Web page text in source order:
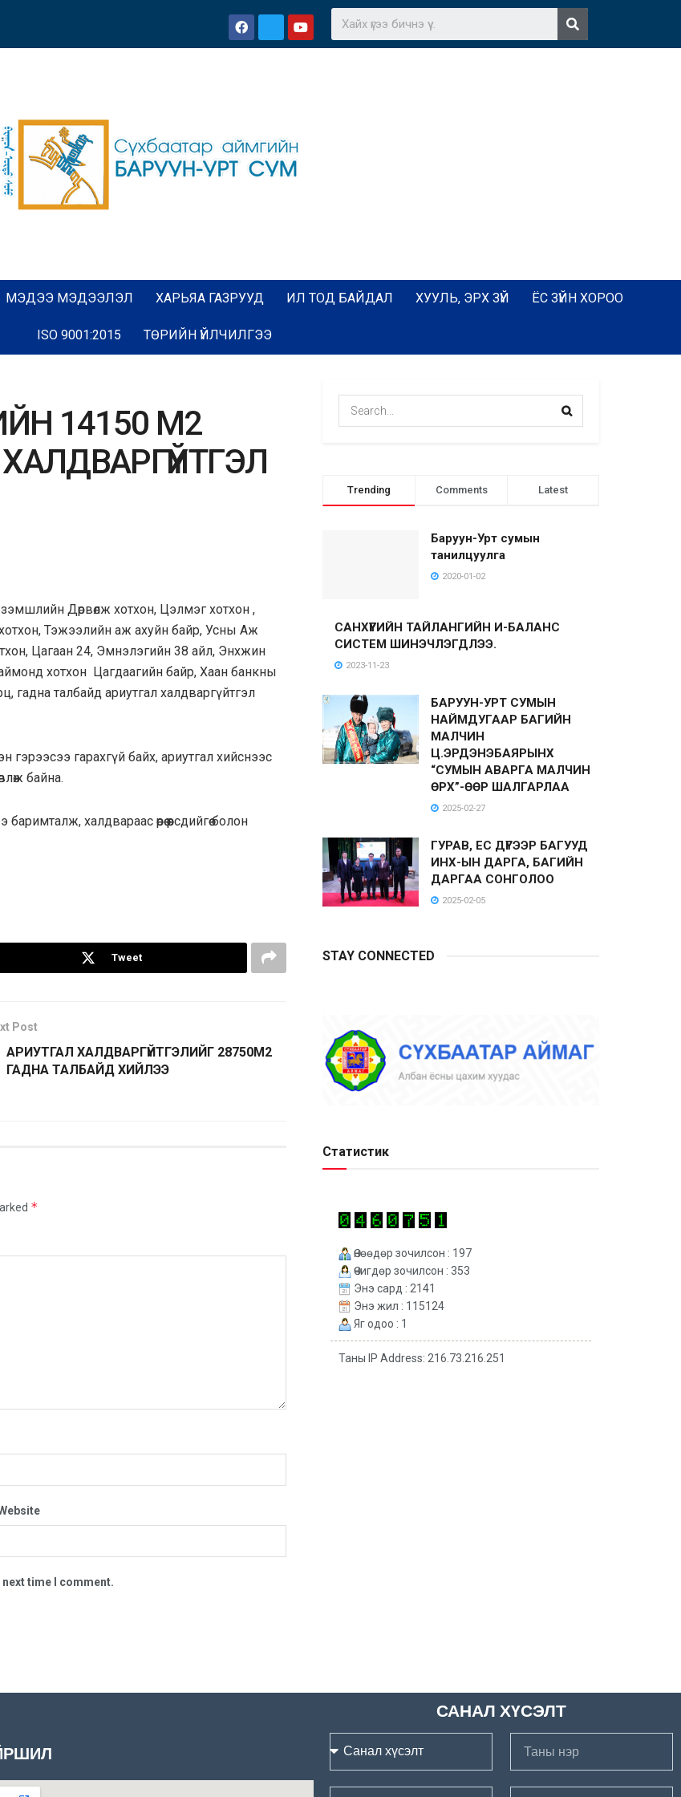
МЭДЭЭ МЭДЭЭЛЭЛ ХАРЬЯА ГАЗРУУД ИЛ ТОД БАЙДАЛ ХУУЛЬ, ЭРХ ЗҮЙ ЁС ЗҮЙН ХОРОО
ISO 9001:2015 ТӨРИЙН ҮЙЛЧИЛГЭЭ
14150 М2
Дөрвөлж хотхон, Цэлмэг хотхон ,
Тэжээлийн аж ахуйн байр, Усны Аж
Цагаан 24, Эмнэлэгийн 38 айл, Энхжин
хотхон Цагдаагийн байр, Хаан банкны
талбайд ариутгал халдваргүйтгэл
гэрээсээ гарахгүй байх, ариутгал хийснээс
байна.
халдвараас өөрөө өөрсдийгөө болон
Tweet
Post
АРИУТГАЛ ХАЛДВАРГҮЙТГЭЛИЙГ 28750М2
ГАДНА ТАЛБАЙД ХИЙЛЭЭ
*
time I comment.
Trending Comments Latest
Баруун-Урт сумын
танилцуулга
2020-01-02
САНХҮҮГИЙН ТАЙЛАНГИЙН И-БАЛАНС
СИСТЕМ ШИНЭЧЛЭГДЛЭЭ.
2023-11-23
БАРУУН-УРТ СУМЫН
НАЙМДУГААР БАГИЙН
МАЛЧИН
Ц.ЭРДЭНЭБАЯРЫНХ
“СУМЫН АВАРГА МАЛЧИН
ӨРХ”-ӨӨР ШАЛГАРЛАА
2025-02-27
ГУРАВ, ЕС ДҮГЭЭР БАГУУД
ИНХ-ЫН ДАРГА, БАГИЙН
ДАРГАА СОНГОЛОО
2025-02-05
STAY CONNECTED
Статистик
Өнөөдөр зочилсон : 197
Өчигдөр зочилсон : 353
Энэ сард : 2141
Энэ жил : 115124
Яг одоо : 1
Таны IP Address: 216.73.216.251
САНАЛ ХҮСЭЛТ